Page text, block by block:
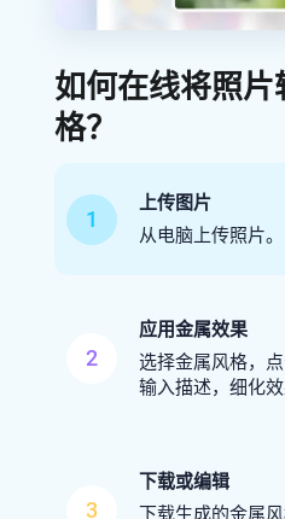
如何在线将照
格？
1
上传图片
从电脑上传照片。
2
应用金属效果
选择金属风格，
输入描述，细化效
3
下载或编辑
下载生成的金属